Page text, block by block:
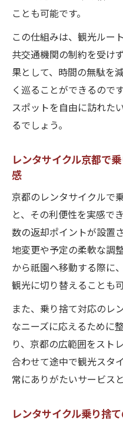
ことも可能です。
この仕組みは、観光ルー
共交通機関の制約を受け
果として、時間の無駄を
く巡ることができるので
スポットを自由に訪れた
るでしょう。
レンタサイクル京都で
感
京都のレンタサイクルで
と、その利便性を実感で
数の返却ポイントが設置
地変更や予定の柔軟な調
から祇園へ移動する際に
観光に切り替えることも可
また、乗り捨て対応のレ
なニーズに応えるために
り、京都の広範囲をスト
合わせて途中で観光スタ
常にありがたいサービス
レンタサイクル乗り捨